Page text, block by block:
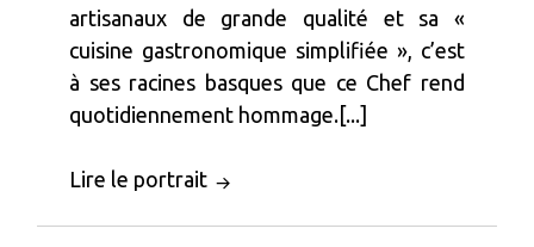
artisanaux de grande qualité et sa «
cuisine gastronomique simplifiée », c’est
à ses racines basques que ce Chef rend
quotidiennement hommage.[...]
Lire le portrait